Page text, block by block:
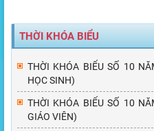
THỜI KHÓA BIỂU
THỜI KHÓA BIỂU SỐ 10
HỌC SINH)
THỜI KHÓA BIỂU SỐ 10
GIÁO VIÊN)